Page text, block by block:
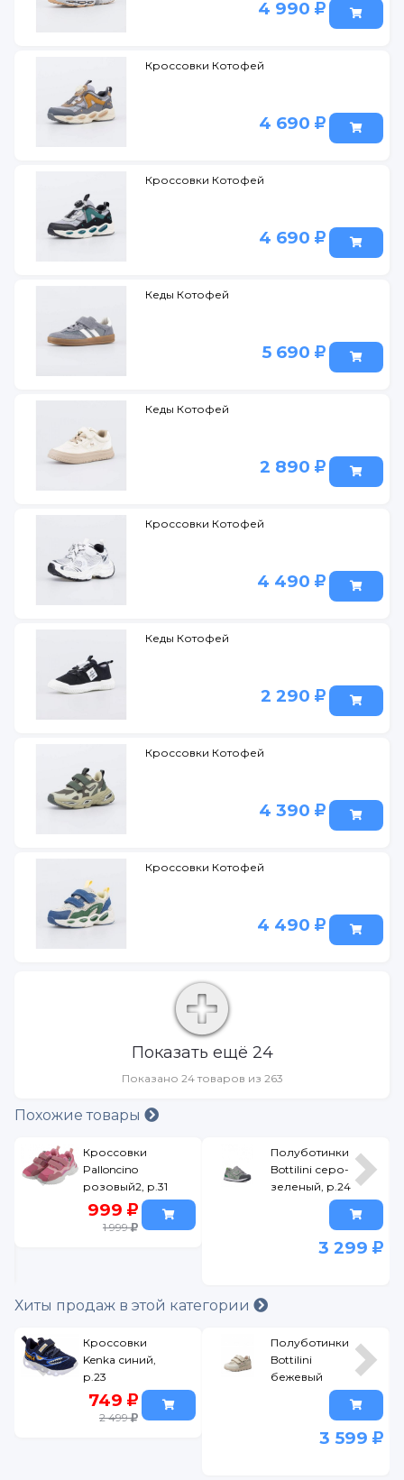
4 990
Кроссовки Котофей
4 690
Кроссовки Котофей
4 690
Кеды Котофей
5 690
Кеды Котофей
2 890
Кроссовки Котофей
4 490
Кеды Котофей
2 290
Кроссовки Котофей
4 390
Кроссовки Котофей
4 490
Показать ещё 24
Показано 24 товаров из 263
Похожие товары
Кроссовки
Palloncino
розовый2, р.31
999
1 999
Полуботинки
Bottilini серо-
зеленый, р.24
3 299
Хиты продаж в этой категории
Кроссовки
Kenka синий,
р.23
749
2 499
Полуботинки
Bottilini
бежевый
фламинго,
3 599